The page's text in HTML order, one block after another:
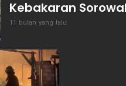
Kebakaran
11 bulan yang lalu